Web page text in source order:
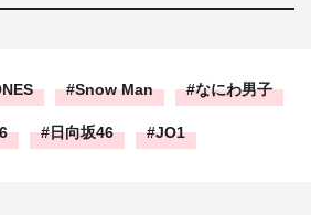
Snow Man なにわ男子
日向坂46 JO1